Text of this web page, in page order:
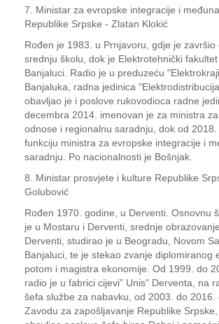
7. Ministar za evropske integracije i
Republike Srpske - Zlatan Klokić
Rođen je 1983. u Prnjavoru, gdje je završio
srednju školu, dok je Elektrotehnički
Banjaluci. Radio je u preduzeću
Banjaluka, radna jedinica
obavljao je i poslove rukovodioca radne
decembra 2014. imenovan je za ministra
odnose i regionalnu saradnju, dok od
funkciju ministra za evropske integracije i
saradnju. Po nacionalnosti je Bošnjak.
8. Ministar prosvjete i kulture Republike
Golubović
Rođen 1970. godine, u Derventi. Osnovnu
je u Mostaru i Derventi, srednje
Derventi, studirao je u Beogradu, Novom
Banjaluci, te je stekao zvanje diplomiranog
potom i magistra ekonomije. Od 1999. do
radio je u fabrici cijevi” Unis" Derventa, na
šefa službe za nabavku, od 2003. do 2016.
Zavodu za zapošljavanje Republike